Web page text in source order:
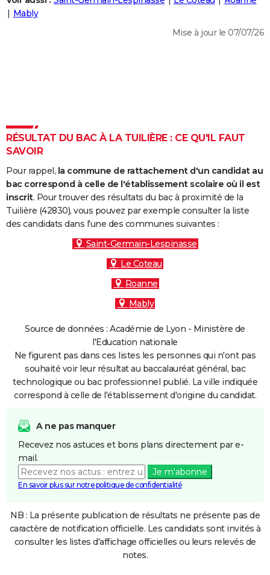
Destinations
City break
Voyage nature
Voyage de noces
Forum
Climat
PHOTO
Dictionnaire
Biographies
Citations
Expressions
Proverbes
PROGRAMME TV
S'inscrire
Se connecter
Lycées
Collèges
Primaires
Universités
Entreprises
Service militaire
Avis de recherche
AVIS DE DÉCÈS
FORUM
Mably
Mise à jour le 07/07/26
RÉSULTAT DU BAC À LA TUILIÈRE : CE QU'IL FAUT
SAVOIR
Pour rappel, la commune de rattachement d'un candidat au
bac correspond à celle de l'établissement scolaire où il est
inscrit. Pour trouver des résultats du bac à proximité de la
Tuilière (42830), vous pouvez par exemple consulter la liste
des candidats dans l'une des communes suivantes :
Saint-Germain-Lespinasse
Le Coteau
Roanne
Mably
Source de données : Académie de Lyon - Ministère de
l'Education nationale
Ne figurent pas dans ces listes les personnes qui n'ont pas
souhaité voir leur résultat au baccalauréat général, bac
technologique ou bac professionnel publié. La ville indiquée
correspond à celle de l'établissement d'origine du candidat.
A ne pas manquer
Recevez nos astuces et bons plans directement par e-
mail.
Je m'abonne
En savoir plus sur notre politique de confidentialité
NB : La présente publication de résultats ne présente pas de
caractère de notification officielle. Les candidats sont invités à
consulter les listes d'affichage officielles ou leurs relevés de
notes.